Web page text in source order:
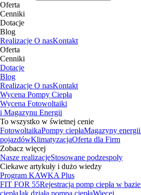
Oferta
Cenniki
Dotacje
Blog
Realizacje O nasKontakt
Oferta
Cenniki
Dotacje
Blog
Realizacje O nasKontakt
Wycena Pompy Ciepła
Wycena Fotowoltaiki
i Magazynu Energii
To wszystko w świetnej cenie
FotowoltaikaPompy ciepłaMagazyny energii
pojazdówKlimatyzacjaOferta dla Firm
Zobacz więcej
Nasze realizacjeStosowane podzespoły
Ciekawe artykuły i dużo wiedzy
Program KAWKA Plus
FIT FOR 55Rejestracja pomp ciepła w
ciepłaJak działa pompa ciepłaWięcej ...